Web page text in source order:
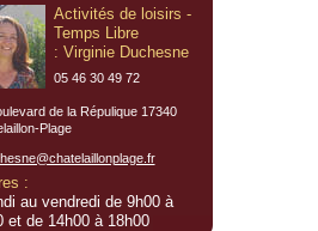
Activités de loisirs -
Temps Libre
: Virginie Duchesne
05 46 30 49 72
de la Répulique 17340
Plage
:
au vendredi de 9h00 à
et de 14h00 à 18h00